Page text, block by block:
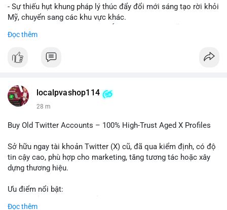
- Sự thiếu hụt khung pháp lý thúc đẩy đổi mới sáng tạo rời khỏi
Mỹ, chuyển sang các khu vực khác.
trường khi Mỹ còn đang lúng túng về luật pháp.
#binancesquare #blockchain
#vlikevn #titanbot
📰 Nguồn: Cointelegraph
Đọc thêm
localpvashop114
28 m
Buy Old Twitter Accounts – 100% High-Trust Aged X Profiles
Sở hữu ngay tài khoản Twitter (X) cũ, đã qua kiểm định, có độ
tin cậy cao, phù hợp cho marketing, tăng tương tác hoặc xây
dựng thương hiệu.
Ưu điểm nổi bật:
Đọc thêm